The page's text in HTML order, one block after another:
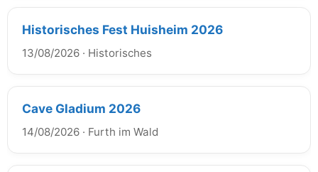
Historisches Fest Huisheim 2026
13/08/2026 · Historisches
Cave Gladium 2026
14/08/2026 · Furth im Wald